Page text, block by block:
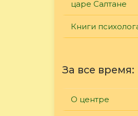
царе Салтане
Книги
За все время:
О центре